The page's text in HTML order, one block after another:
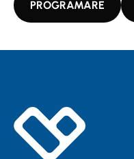
PROGRAMARE